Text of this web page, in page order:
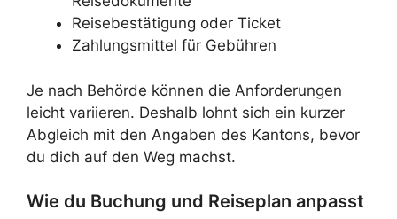
Reisebestätigung oder Ticket
Zahlungsmittel für Gebühren
Je nach Behörde können die Anforderungen
leicht variieren. Deshalb lohnt sich ein kurzer
Abgleich mit den Angaben des Kantons, bevor
du dich auf den Weg machst.
Wie du Buchung und Reiseplan anpasst